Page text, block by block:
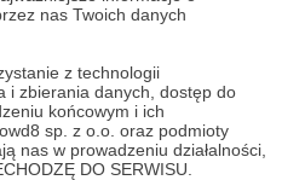
nas Twoich danych
z technologii
i zbierania danych, dostęp do
końcowym i ich
sp. z o.o. oraz podmioty
nas w prowadzeniu działalności,
DO SERWISU.
opis